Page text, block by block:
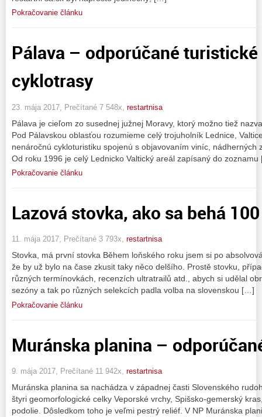
Pokračovanie článku
Pálava – odporúčané turistické
cyklotrasy
23. mája 2017, Prečítané 7 548x, restartnisa
Pálava je cieľom zo susednej južnej Moravy, ktorý možno tiež
Pod Pálavskou oblasťou rozumieme celý trojuholník Lednice,
nenáročnú cykloturistiku spojenú s objavovaním viníc, nádherných
Od roku 1996 je celý Lednicko Valtický areál zapísaný do
Pokračovanie článku
Lazová stovka, ako sa behá
11. mája 2017, Prečítané 3 793x, restartnisa
Stovka, má první stovka Během loňského roku jsem si po
že by už bylo na čase zkusit taky něco delšího. Prostě stovku,
různých termínovkách, recenzích ultratrailů atd., abych si udělal
sezóny a tak po různých selekcích padla volba na slovenskou […]
Pokračovanie článku
Muránska planina –
9. mája 2017, Prečítané 11 942x, restartnisa
Muránska planina sa nachádza v západnej časti Slovenského
štyri geomorfologické celky Veporské vrchy, Spišsko-gemerský
podolie. Dôsledkom toho je veľmi pestrý reliéf. V NP Muránska